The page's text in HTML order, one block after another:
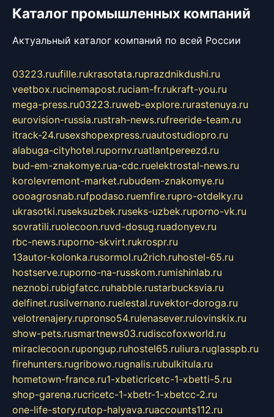
Каталог промышленных компаний
Актуальный каталог компаний по всей России
03223.ruufille.rukrasotata.ruprazdnikdushi.ru
veetbox.rucinemapost.ruciam-fr.rukraft-you.ru
mega-press.ru03223.ruweb-explore.rurastenuya.ru
eurovision-russia.rustrah-news.rufreeride-team.ru
itrack-24.rusexshopexpress.ruautostudiopro.ru
alabuga-cityhotel.rupornv.ruatlantpereezd.ru
bud-em-znakomye.rua-cdc.ruelektrostal-news.ru
korolevremont-market.rubudem-znakomye.ru
oooagrosnab.rufpodaso.ruemfire.rupro-otdelky.ru
ukrasotki.ruseksuzbek.ruseks-uzbek.ruporno-vk.ru
sovratili.ruolecoon.ruvd-dosug.ruadonyev.ru
rbc-news.ruporno-skvirt.rukrospr.ru
13autor-kolonka.rusormol.ru2rich.ruhostel-65.ru
hostserve.ruporno-na-russkom.rumishinlab.ru
neznobi.rubigfatcc.ruhabble.rustarbucksvia.ru
delfinet.rusilvernano.ruelestal.ruvektor-doroga.ru
velotrenajery.rupronso54.rulenasever.rulovinskix.ru
show-pets.rusmartnews03.rudiscofoxworld.ru
miraclecoon.rupongup.ruhostel65.ruliura.ruglasspb.ru
firehunters.rugribowo.rugnalis.rubulkitula.ru
hometown-france.ru1-xbeticricetc-1-xbetti-5.ru
shop-garena.rucricetc-1-xbetr-1-xbetcc-2.ru
one-life-story.rutop-halyava.ruaccounts112.ru